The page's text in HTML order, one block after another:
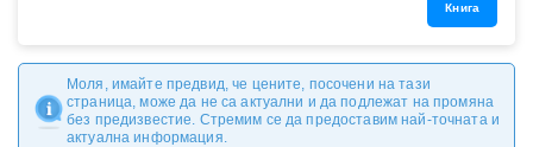
Книга
Моля, имайте предвид, че цените, посочени на тази
страница, може да не са актуални и да подлежат на промяна
без предизвестие. Стремим се да предоставим най-точната и
актуална информация.